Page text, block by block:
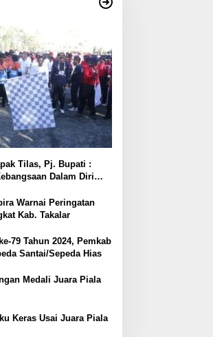
Tilas, Pj. Bupati :
Dalam Diri
Warnai Peringatan
Kab. Takalar
79 Tahun 2024, Pemkab
Santai/Sepeda Hias
Medali Juara Piala
Keras Usai Juara Piala